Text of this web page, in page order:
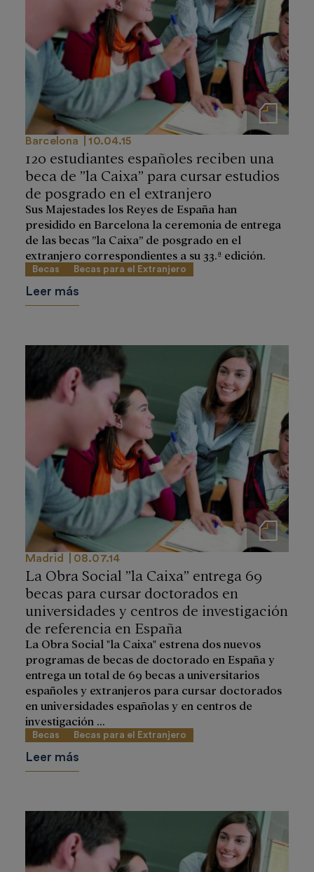
Notas de prensa
Barcelona 10.04.15
120 estudiantes españoles reciben una
beca de ”la Caixa” para cursar estudios
de posgrado en el extranjero
Sus Majestades los Reyes de España han
presidido en Barcelona la ceremonia de entrega
de las becas ”la Caixa” de posgrado en el
extranjero correspondientes a su 33.ª edición.
Becas Becas para el Extranjero
Leer más
Notas de prensa
Madrid 08.07.14
La Obra Social ”la Caixa” entrega 69
becas para cursar doctorados en
universidades y centros de investigación
de referencia en España
La Obra Social "la Caixa" estrena dos nuevos
programas de becas de doctorado en España y
entrega un total de 69 becas a universitarios
españoles y extranjeros para cursar doctorados
en universidades españolas y en centros de
investigación ...
Becas Becas para el Extranjero
Leer más